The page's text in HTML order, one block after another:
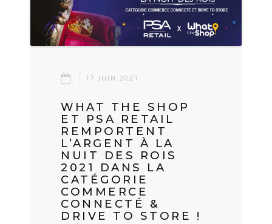
17 JUIN 2021
WHAT THE SHOP
ET PSA RETAIL
REMPORTENT
L’ARGENT À LA
NUIT DES ROIS
2021 DANS LA
CATÉGORIE
COMMERCE
CONNECTÉ &
DRIVE TO STORE !